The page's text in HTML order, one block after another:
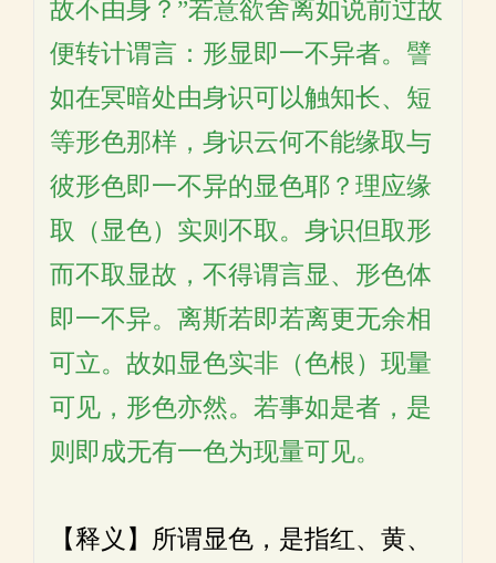
故不由身？”若意欲舍离如说前过故
便转计谓言：形显即一不异者。譬
如在冥暗处由身识可以触知长、短
等形色那样，身识云何不能缘取与
彼形色即一不异的显色耶？理应缘
取（显色）实则不取。身识但取形
而不取显故，不得谓言显、形色体
即一不异。离斯若即若离更无余相
可立。故如显色实非（色根）现量
可见，形色亦然。若事如是者，是
则即成无有一色为现量可见。
【释义】所谓显色，是指红、黄、